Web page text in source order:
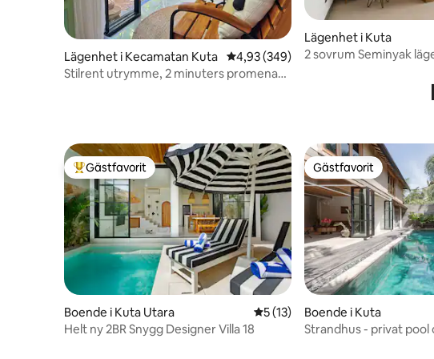
Lägenhet i Kecamatan Kuta 4,93 av 5 i genomsnittligt betyg, 349
4,93 (349)
Stilrent utrymme, 2 minuters promenad
Lägenhet i Kuta
2 sovrum Seminyak
Populär gästfavorit
Gästfavorit
Boende i Kuta Utara 5 av 5 i genomsnittligt betyg, 13
5 (13)
Helt ny 2BR Snygg Designer Villa 18
Gästfavorit
Gästfavorit
Boende i Kuta
Strandhus - privat pool